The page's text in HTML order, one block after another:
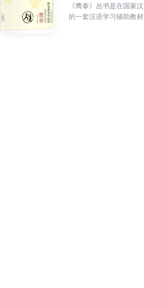
《鹰拳》丛书是在国家
的一套汉语学习辅助教